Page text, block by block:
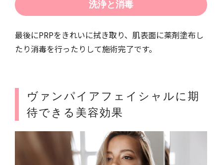
洗浄と消毒
最後にPRPをきれいに拭き取り、肌表面に薬剤塗布し
たり消毒を行ったりして施術完了です。
ヴァンパイアフェイシャルに期
待できる美容効果